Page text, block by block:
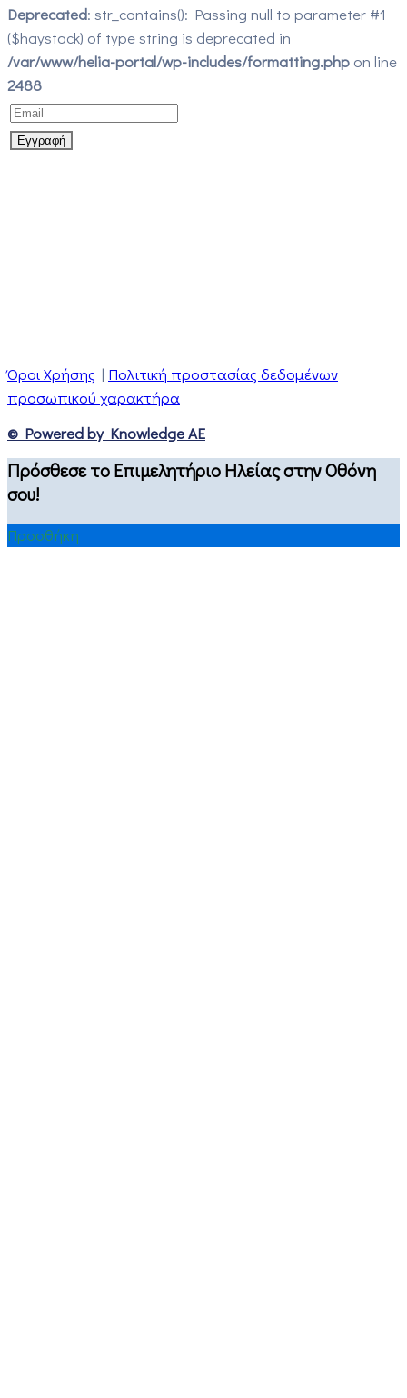
Deprecated: str_contains(): Passing null to parameter #1
($haystack) of type string is deprecated in
/var/www/helia-portal/wp-includes/formatting.php on line
2488
Όροι Χρήσης | Πολιτική προστασίας δεδομένων
προσωπικού χαρακτήρα
© Powered by Knowledge AE
Πρόσθεσε το Επιμελητήριο Ηλείας στην Οθόνη
σου!
Προσθήκη